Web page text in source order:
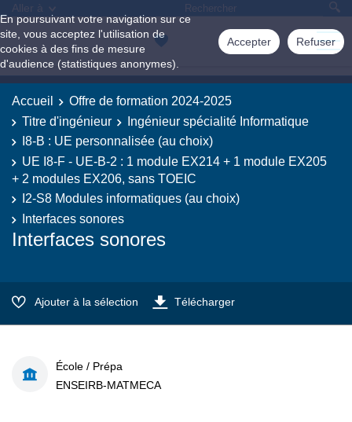
En poursuivant votre navigation sur ce
site, vous acceptez l'utilisation de
cookies à des fins de mesure
d'audience (statistiques anonymes).
Accepter Refuser
Aller à
Accueil
Offre de formation 2024-2025
Titre d'ingénieur
Ingénieur spécialité Informatique
I8-B : UE personnalisée (au choix)
UE I8-F - UE-B-2 : 1 module EX214 + 1 module EX205
+ 2 modules EX206, sans TOEIC
I2-S8 Modules informatiques (au choix)
Interfaces sonores
Interfaces sonores
Ajouter à la sélection Télécharger
École / Prépa
ENSEIRB-MATMECA